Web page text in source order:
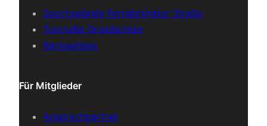
Sportgelände Fernabrünster Straße
Turnhalle Grundschule
Rangauhaus
Für Mitglieder
Ansprechpartner